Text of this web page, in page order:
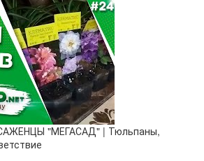
"МЕГАСАД" | Тюльпаны,